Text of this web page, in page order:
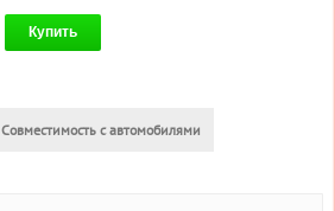
Купить
Совместимость с автомобилями